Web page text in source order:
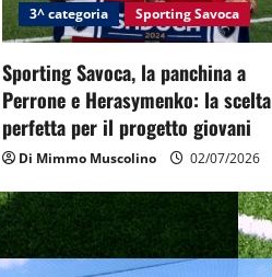
3^ categoria Sporting Savoca
Sporting Savoca, la panchina a
Perrone e Herasymenko: la scelta
perfetta per il progetto giovani
Di Mimmo Muscolino 02/07/2026